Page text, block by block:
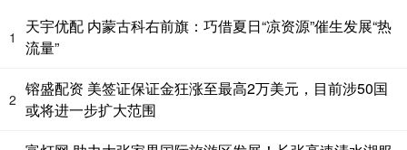
1
天宇优配 内蒙古科右前旗：巧借夏日“凉资源”催生发展“热
流量”
2
镕盛配资 美签证保证金狂涨至最高2万美元，目前涉50国
或将进一步扩大范围